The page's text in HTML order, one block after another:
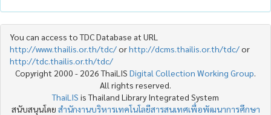
You can access to TDC Database at URL
http://www.thailis.or.th/tdc/orhttp://dcms.thailis.or.th/tdc/or
http://tdc.thailis.or.th/tdc/
Copyright 2000 - 2026 ThaiLIS Digital Collection Working Group
All rights reserved.
ThaiLIS is Thailand Library Integrated System
สนับสนุนโดย สำนักงานบริหารเทคโนโลยีสารสนเทศเพื่อพัฒนาการศึกษา